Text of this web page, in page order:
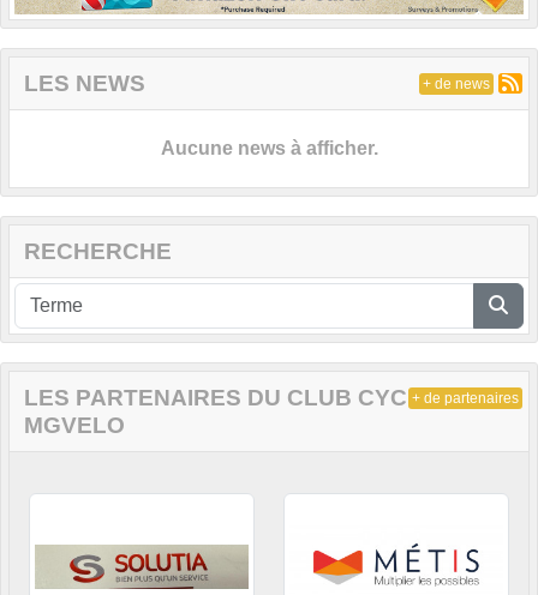
LES NEWS
Aucune news à afficher.
+ de news
RECHERCHE
LES PARTENAIRES DU CLUB CYCLISTE DE
MGVELO
+ de partenaires